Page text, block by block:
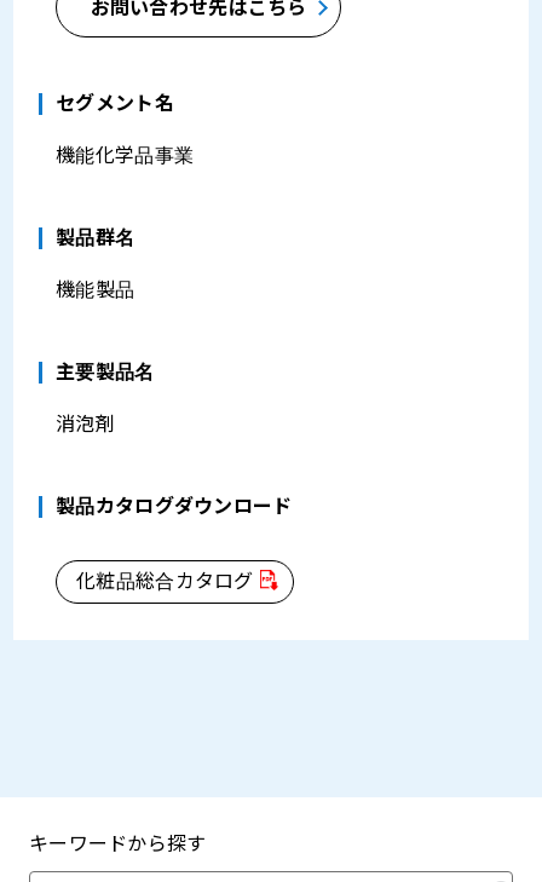
お問い合わせ先はこちら
セグメント名
機能化学品事業
製品群名
機能製品
主要製品名
消泡剤
製品カタログダウンロード
化粧品総合カタログ
キーワードから探す